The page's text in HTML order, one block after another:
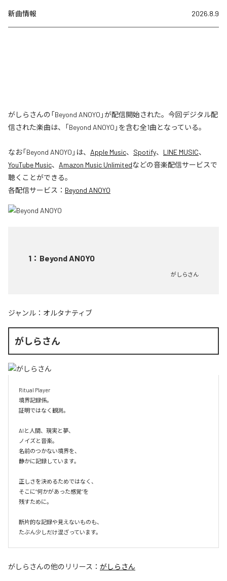
新曲情報 2026.8.9
がしらさんの「Beyond ANOYO」が配信開始された。今回デジタル配
信された楽曲は、「Beyond ANOYO」を含む全1曲となっている。
なお「Beyond ANOYO 」は、 Apple Music、 Spotify、 LINE MUSIC、
YouTube Music、 Amazon Music Unlimitedなどの音楽配信サービスで
聴くことができる。
各配信サービス： Beyond ANOYO
1 ： Beyond ANOYO
がしらさん
ジャンル： オルタナティブ
がしらさん
Ritual Player
境界記録係。
証明ではなく観測。
AIと人間、現実と夢、
ノイズと音楽。
名前のつかない境界を、
静かに記録しています。
正しさを決めるためではなく、
そこに“何かがあった感覚”を
残すために。
断片的な記録や見えないものも、
たぶん少しだけ混ざっています。
がしらさんの他のリリース： がしらさん